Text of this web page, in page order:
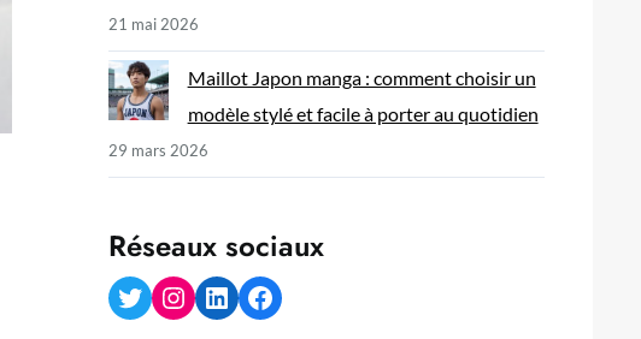
21 mai 2026
Maillot Japon manga : comment choisir un
modèle stylé et facile à porter au quotidien
29 mars 2026
Réseaux sociaux
Twitter Instagram LinkedIn Facebook